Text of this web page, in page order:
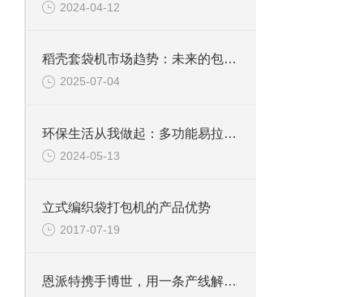
2024-04-12
稻壳套袋机市场趋势：未来的包装方式
2025-07-04
环保生活从我做起：多功能易拉罐破碎机的实用指南
2024-05-13
立式编织袋打包机的产品优势
2017-07-19
恩派特携手博世，用一条产线解决环保+成本两大难题！